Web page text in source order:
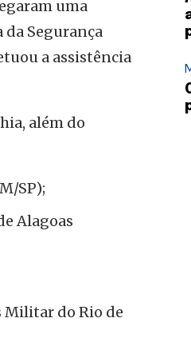
uma
da Segurança
a assistência
além do
SP);
Alagoas
Militar do Rio de